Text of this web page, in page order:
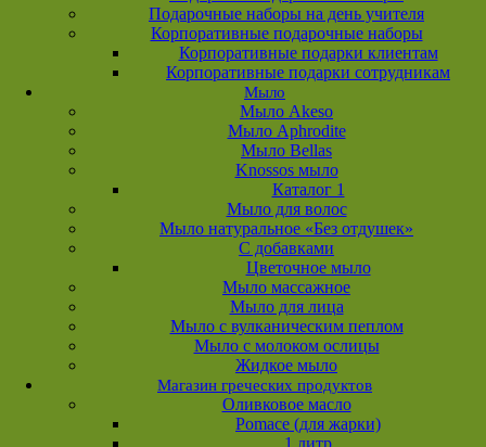
Подарочные наборы на день учителя
Корпоративные подарочные наборы
Корпоративные подарки клиентам
Корпоративные подарки сотрудникам
Мыло
Мыло Akeso
Мыло Aphrodite
Мыло Bellas
Knossos мыло
Каталог 1
Мыло для волос
Мыло натуральное «Без отдушек»
С добавками
Цветочное мыло
Мыло массажное
Мыло для лица
Мыло с вулканическим пеплом
Мыло с молоком ослицы
Жидкое мыло
Магазин греческих продуктов
Оливковое масло
Pomace (для жарки)
1 литр